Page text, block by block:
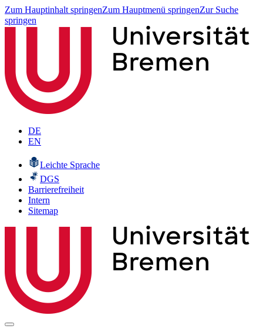
Zum Hauptinhalt springenZum Hauptmenü springenZur Suche
springen
DE
EN
Leichte Sprache
DGS
Barrierefreiheit
Intern
Sitemap